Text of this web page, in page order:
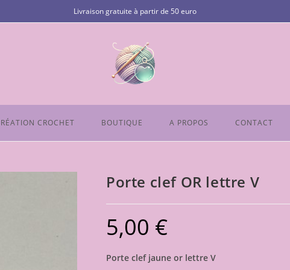
Livraison gratuite à partir de 50 euro
CROCHET BOUTIQUE A PROPOS CONTACT
Porte clef OR lettre V
5,00 €
Porte clef jaune or lettre V